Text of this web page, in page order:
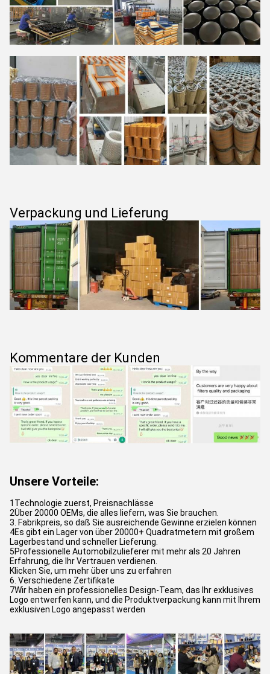
Verpackung und Lieferung
Kommentare der Kunden
Unsere Vorteile:
1Technologie zuerst, Preisnachlässe
2Über 20000 OEMs, die alles liefern, was Sie brauchen.
3. Fabrikpreis, so daß Sie ausreichende Gewinne erzielen können
4Es gibt ein Lager von über 20000+ Quadratmetern mit großem
Lagerbestand und schneller Lieferung.
5Professionelle Automobilzulieferer mit mehr als 20 Jahren
Erfahrung, die Ihr Vertrauen verdienen.
Klicken Sie, um mehr über uns zu erfahren
6. Verschiedene Zertifikate
7Wir haben ein professionelles Design-Team, das Ihr exklusives
Logo entwerfen kann, und die Produktverpackung kann mit Ihrem
exklusiven Logo angepasst werden